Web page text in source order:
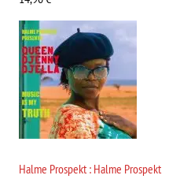
Halme Prospekt : Halme Prospekt